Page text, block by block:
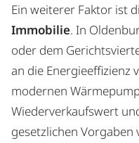
Ein weiterer Faktor ist
Immobilie. In
oder dem
an die Energieeffizienz
modernen
Wiederverkaufswert
gesetzlichen Vorgaben